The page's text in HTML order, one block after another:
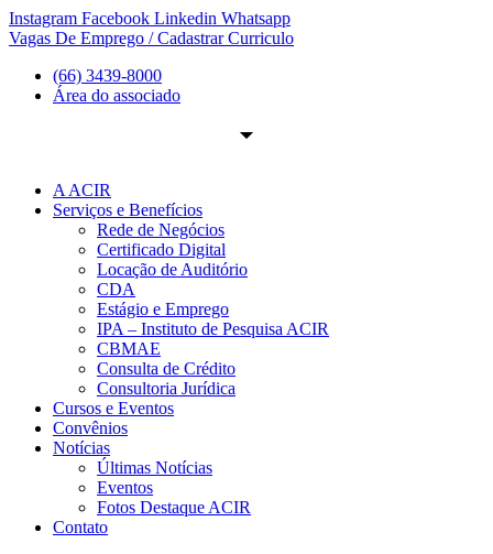
Ir
para
conteúdo
Instagram Facebook Linkedin Whatsapp
Vagas De Emprego / Cadastrar Curriculo
(66) 3439-8000
Área do associado
A ACIR
Serviços e Benefícios
Rede de Negócios
Certificado Digital
Locação de Auditório
CDA
Estágio e Emprego
IPA – Instituto de Pesquisa ACIR
CBMAE
Consulta de Crédito
Consultoria Jurídica
Cursos e Eventos
Convênios
Notícias
Últimas Notícias
Eventos
Fotos Destaque ACIR
Contato